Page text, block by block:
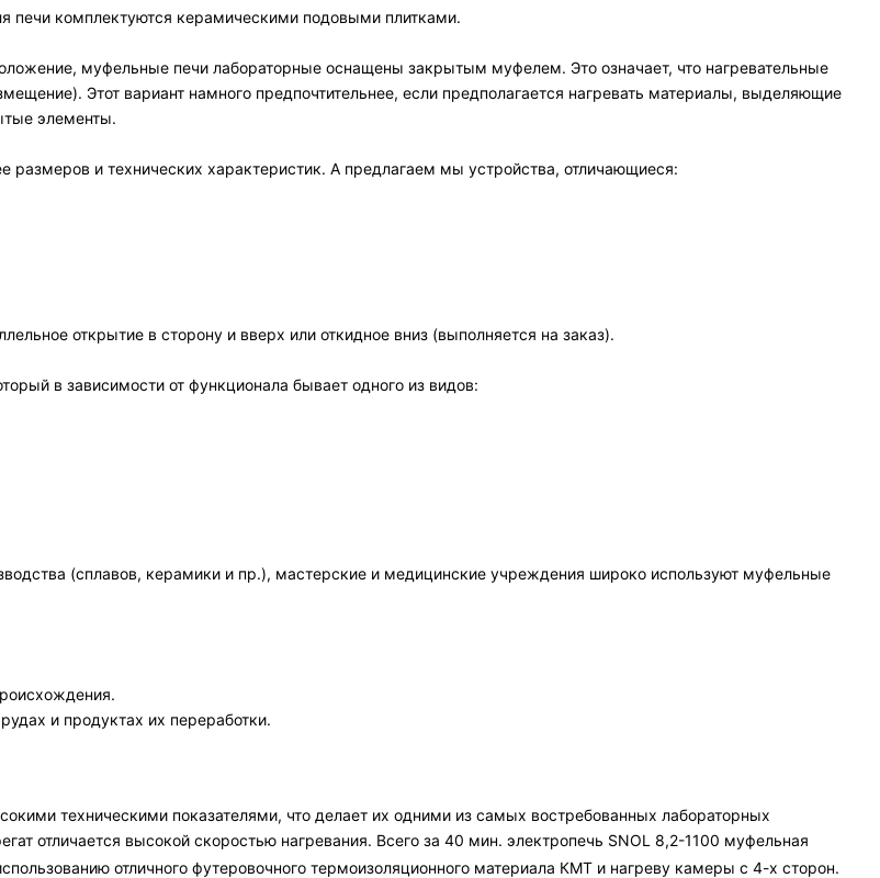
печи комплектуются керамическими подовыми плитками.
муфельные печи лабораторные оснащены закрытым муфелем. Это означает, что нагревательные
Этот вариант намного предпочтительнее, если предполагается нагревать материалы, выделяющие
элементы.
и технических характеристик. А предлагаем мы устройства, отличающиеся:
открытие в сторону и вверх или откидное вниз (выполняется на заказ).
в зависимости от функционала бывает одного из видов:
(сплавов, керамики и пр.), мастерские и медицинские учреждения широко используют муфельные
и продуктах их переработки.
техническими показателями, что делает их одними из самых востребованных лабораторных
отличается высокой скоростью нагревания. Всего за 40 мин. электропечь SNOL 8,2-1100 муфельная
отличного футеровочного термоизоляционного материала КМТ и нагреву камеры с 4-х сторон.